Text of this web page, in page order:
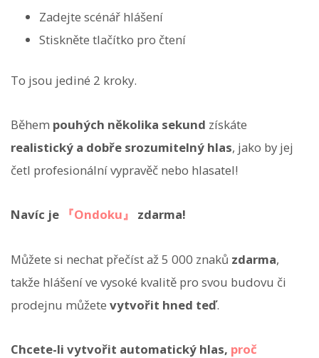
Zadejte scénář hlášení
Stiskněte tlačítko pro čtení
To jsou jediné 2 kroky.
Během pouhých několika sekund získáte
realistický a dobře srozumitelný hlas, jako by jej
četl profesionální vypravěč nebo hlasatel!
Navíc je 『Ondoku』 zdarma!
Můžete si nechat přečíst až 5 000 znaků zdarma,
takže hlášení ve vysoké kvalitě pro svou budovu či
prodejnu můžete vytvořit hned teď.
Chcete-li vytvořit automatický hlas, proč